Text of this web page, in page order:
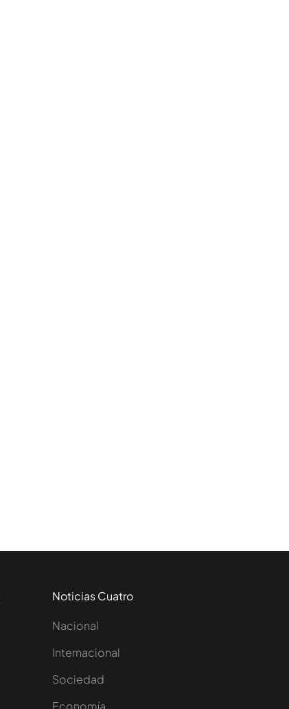
Noticias Cuatro
Nacional
Internacional
Sociedad
Economía